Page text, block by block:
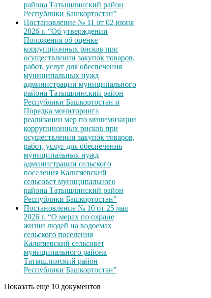
района Татышлинский район
Республики Башкортостан”
Постановление № 11 от 02 июня
2026 г. “Об утверждении
Положения об оценке
коррупционных рисков при
осуществлении закупок товаров,
работ, услуг для обеспечения
муниципальных нужд
администрации муниципального
района Татышлинский район
Республики Башкортостан и
Порядка мониторинга
реализации мер по минимизации
коррупционных рисков при
осуществлении закупок товаров,
работ, услуг для обеспечения
муниципальных нужд
администрации сельского
поселения Кальтяевский
сельсовет муниципального
района Татышлинский район
Республики Башкортостан”
Постановление № 10 от 25 мая
2026 г. “О мерах по охране
жизни людей на водоемах
сельского поселения
Кальтяевский сельсовет
муниципального района
Татышлинский район
Республики Башкортостан”
Показать еще 10 документов